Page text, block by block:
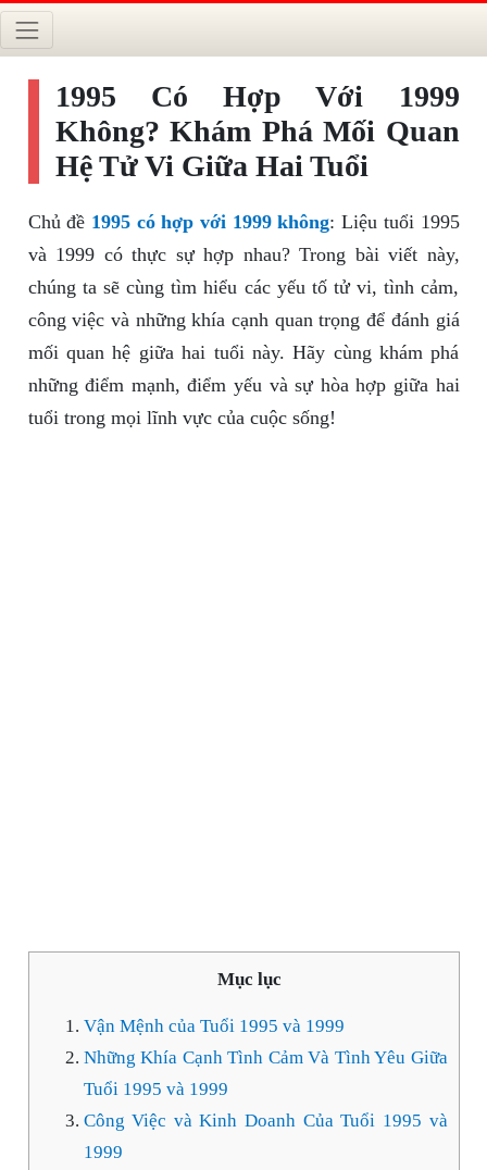
1995 Có Hợp Với 1999
Không? Khám Phá Mối Quan
Hệ Tử Vi Giữa Hai Tuổi
Chủ đề 1995 có hợp với 1999 không: Liệu tuổi 1995
và 1999 có thực sự hợp nhau? Trong bài viết này,
chúng ta sẽ cùng tìm hiểu các yếu tố tử vi, tình cảm,
công việc và những khía cạnh quan trọng để đánh giá
mối quan hệ giữa hai tuổi này. Hãy cùng khám phá
những điểm mạnh, điểm yếu và sự hòa hợp giữa hai
tuổi trong mọi lĩnh vực của cuộc sống!
Mục lục
Vận Mệnh của Tuổi 1995 và 1999
Những Khía Cạnh Tình Cảm Và Tình Yêu Giữa
Tuổi 1995 và 1999
Công Việc và Kinh Doanh Của Tuổi 1995 và
1999